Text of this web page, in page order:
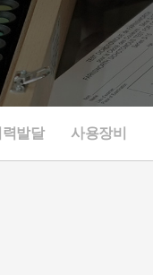
리닉
클리닉
클리닉
력발달 사용장비